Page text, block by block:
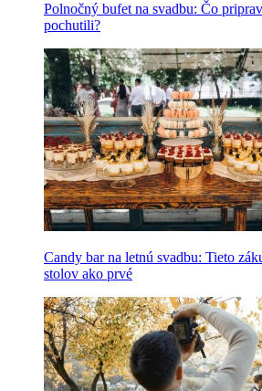
Polnočný bufet na svadbu: Čo
pochutili?
Candy bar na letnú svadbu: Tieto
stolov ako prvé